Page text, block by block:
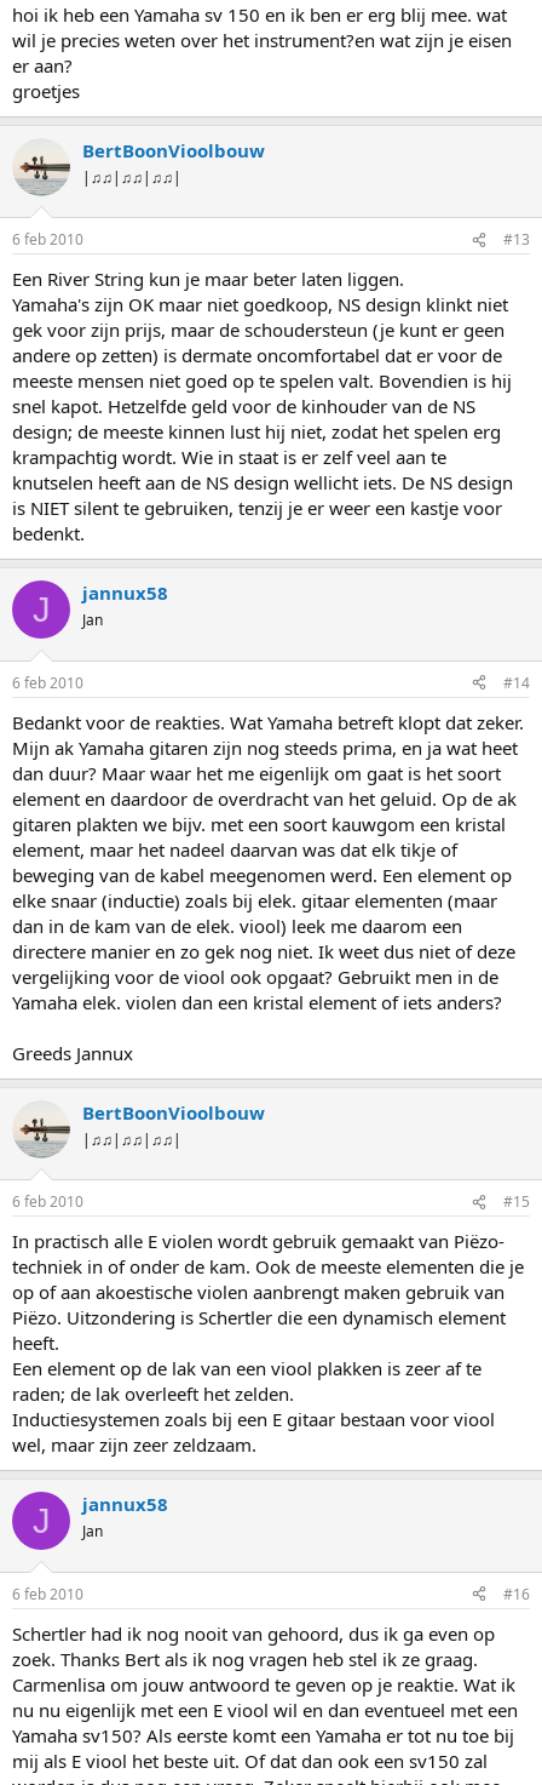
hoi ik heb een Yamaha sv 150 en ik ben er erg blij mee. wat
wil je precies weten over het instrument?en wat zijn je eisen
er aan?
groetjes
BertBoonVioolbouw
|♫♫|♫♫|♫♫|
6 feb 2010 #13
Een River String kun je maar beter laten liggen.
Yamaha's zijn OK maar niet goedkoop, NS design klinkt niet
gek voor zijn prijs, maar de schoudersteun (je kunt er geen
andere op zetten) is dermate oncomfortabel dat er voor de
meeste mensen niet goed op te spelen valt. Bovendien is hij
snel kapot. Hetzelfde geld voor de kinhouder van de NS
design; de meeste kinnen lust hij niet, zodat het spelen erg
krampachtig wordt. Wie in staat is er zelf veel aan te
knutselen heeft aan de NS design wellicht iets. De NS design
is NIET silent te gebruiken, tenzij je er weer een kastje voor
bedenkt.
J jannux58
Jan
6 feb 2010 #14
Bedankt voor de reakties. Wat Yamaha betreft klopt dat zeker.
Mijn ak Yamaha gitaren zijn nog steeds prima, en ja wat heet
dan duur? Maar waar het me eigenlijk om gaat is het soort
element en daardoor de overdracht van het geluid. Op de ak
gitaren plakten we bijv. met een soort kauwgom een kristal
element, maar het nadeel daarvan was dat elk tikje of
beweging van de kabel meegenomen werd. Een element op
elke snaar (inductie) zoals bij elek. gitaar elementen (maar
dan in de kam van de elek. viool) leek me daarom een
directere manier en zo gek nog niet. Ik weet dus niet of deze
vergelijking voor de viool ook opgaat? Gebruikt men in de
Yamaha elek. violen dan een kristal element of iets anders?
Greeds Jannux
BertBoonVioolbouw
|♫♫|♫♫|♫♫|
6 feb 2010 #15
In practisch alle E violen wordt gebruik gemaakt van Piëzo-
techniek in of onder de kam. Ook de meeste elementen die je
op of aan akoestische violen aanbrengt maken gebruik van
Piëzo. Uitzondering is Schertler die een dynamisch element
heeft.
Een element op de lak van een viool plakken is zeer af te
raden; de lak overleeft het zelden.
Inductiesystemen zoals bij een E gitaar bestaan voor viool
wel, maar zijn zeer zeldzaam.
J jannux58
Jan
6 feb 2010 #16
Schertler had ik nog nooit van gehoord, dus ik ga even op
zoek. Thanks Bert als ik nog vragen heb stel ik ze graag.
Carmenlisa om jouw antwoord te geven op je reaktie. Wat ik
nu nu eigenlijk met een E viool wil en dan eventueel met een
Yamaha sv150? Als eerste komt een Yamaha er tot nu toe bij
mij als E viool het beste uit. Of dat dan ook een sv150 zal